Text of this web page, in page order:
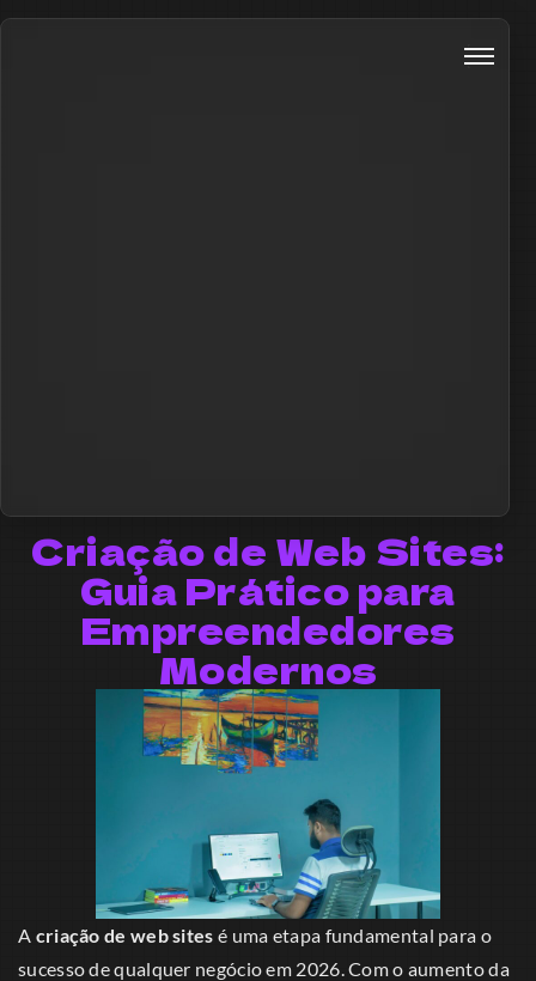
Criação de Web Sites:
Guia Prático para
Empreendedores
Modernos
A criação de web sites é uma etapa fundamental para o
sucesso de qualquer negócio em 2026. Com o aumento da